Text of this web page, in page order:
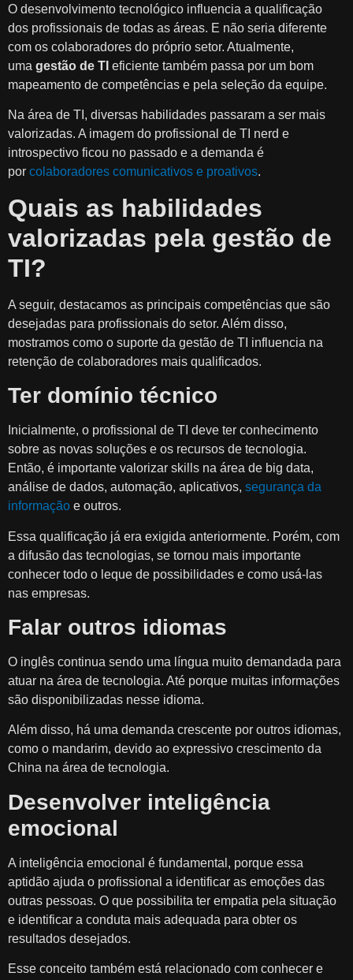
O desenvolvimento tecnológico influencia a qualificação
dos profissionais de todas as áreas. E não seria diferente
com os colaboradores do próprio setor. Atualmente,
uma gestão de TI eficiente também passa por um bom
mapeamento de competências e pela seleção da equipe.
Na área de TI, diversas habilidades passaram a ser mais
valorizadas. A imagem do profissional de TI nerd e
introspectivo ficou no passado e a demanda é
por colaboradores comunicativos e proativos.
Quais as habilidades
valorizadas pela gestão de
TI?
A seguir, destacamos as principais competências que são
desejadas para profissionais do setor. Além disso,
mostramos como o suporte da gestão de TI influencia na
retenção de colaboradores mais qualificados.
Ter domínio técnico
Inicialmente, o profissional de TI deve ter conhecimento
sobre as novas soluções e os recursos de tecnologia.
Então, é importante valorizar skills na área de big data,
análise de dados, automação, aplicativos, segurança da
informação e outros.
Essa qualificação já era exigida anteriormente. Porém, com
a difusão das tecnologias, se tornou mais importante
conhecer todo o leque de possibilidades e como usá-las
nas empresas.
Falar outros idiomas
O inglês continua sendo uma língua muito demandada para
atuar na área de tecnologia. Até porque muitas informações
são disponibilizadas nesse idioma.
Além disso, há uma demanda crescente por outros idiomas,
como o mandarim, devido ao expressivo crescimento da
China na área de tecnologia.
Desenvolver inteligência
emocional
A inteligência emocional é fundamental, porque essa
aptidão ajuda o profissional a identificar as emoções das
outras pessoas. O que possibilita ter empatia pela situação
e identificar a conduta mais adequada para obter os
resultados desejados.
Esse conceito também está relacionado com conhecer e